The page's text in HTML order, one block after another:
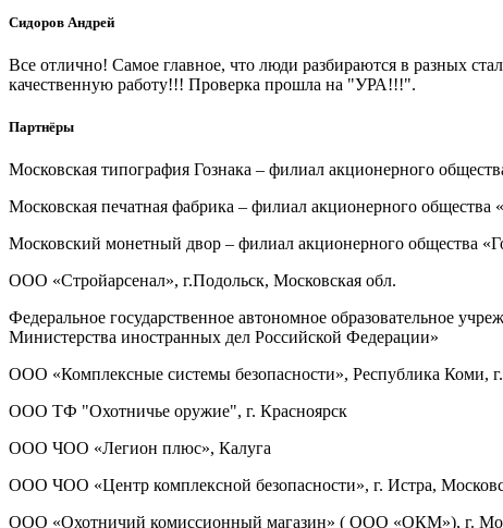
Сидоров Андрей
Все отлично! Самое главное, что люди разбираются в разных
качественную работу!!! Проверка прошла на "УРА!!!".
Партнёры
Московская типография Гознака – филиал акционерного
Московская печатная фабрика – филиал акционерного общества
Московский монетный двор – филиал акционерного общества
ООО «Стройарсенал», г.Подольск, Московская обл.
Федеральное государственное автономное образовательное
Министерства иностранных дел Российской Федерации»
ООО «Комплексные системы безопасности», Республика Коми,
ООО ТФ "Охотничье оружие", г. Красноярск
ООО ЧОО «Легион плюс», Калуга
ООО ЧОО «Центр комплексной безопасности», г. Истра,
ООО «Охотничий комиссионный магазин» ( ООО «ОКМ»), г.